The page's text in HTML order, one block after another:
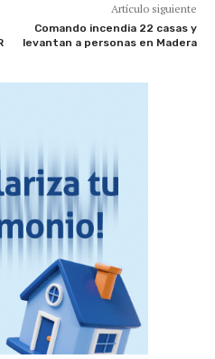
Artículo siguiente
Comando incendia 22 casas y
levantan a personas en Madera